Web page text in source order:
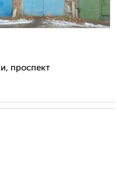
проспект